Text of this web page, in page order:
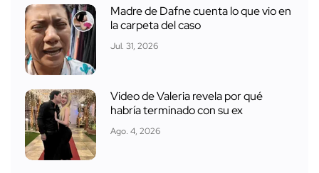
Madre de Dafne cuenta lo que vio en
la carpeta del caso
Jul. 31, 2026
Video de Valeria revela por qué
habría terminado con su ex
Ago. 4, 2026